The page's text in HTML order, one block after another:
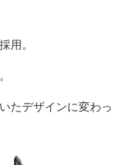
用。
たデザインに変わっ